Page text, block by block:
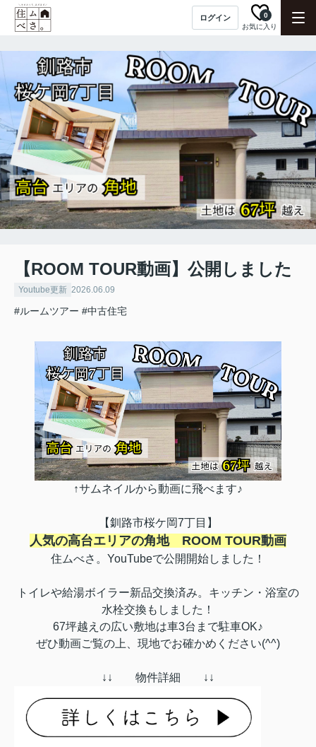
ログイン
お気に入り
0
【ROOM TOUR動画】公開しました
Youtube更新 2026.06.09
#ルームツアー #中古住宅
↑サムネイルから動画に飛べます♪
【釧路市桜ケ岡7丁目】
人気の高台エリアの角地 ROOM TOUR動画
住ムべさ。YouTubeで公開開始しました！
トイレや給湯ボイラー新品交換済み。キッチン・浴室の
水栓交換もしました！
67坪越えの広い敷地は車3台まで駐車OK♪
ぜひ動画ご覧の上、現地でお確かめください(^^)
↓↓ 物件詳細 ↓↓